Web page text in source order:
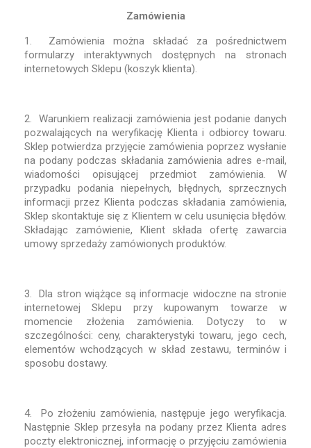
Zamówienia
1. Zamówienia można składać za pośrednictwem
formularzy interaktywnych dostępnych na stronach
internetowych Sklepu (koszyk klienta).
2. Warunkiem realizacji zamówienia jest podanie danych
pozwalających na weryfikację Klienta i odbiorcy towaru.
Sklep potwierdza przyjęcie zamówienia poprzez wysłanie
na podany podczas składania zamówienia adres e-mail,
wiadomości opisującej przedmiot zamówienia. W
przypadku podania niepełnych, błędnych, sprzecznych
informacji przez Klienta podczas składania zamówienia,
Sklep skontaktuje się z Klientem w celu usunięcia błędów.
Składając zamówienie, Klient składa ofertę zawarcia
umowy sprzedaży zamówionych produktów.
3. Dla stron wiążące są informacje widoczne na stronie
internetowej Sklepu przy kupowanym towarze w
momencie złożenia zamówienia. Dotyczy to w
szczególności: ceny, charakterystyki towaru, jego cech,
elementów wchodzących w skład zestawu, terminów i
sposobu dostawy.
4. Po złożeniu zamówienia, następuje jego weryfikacja.
Następnie Sklep przesyła na podany przez Klienta adres
poczty elektronicznej, informację o przyjęciu zamówienia